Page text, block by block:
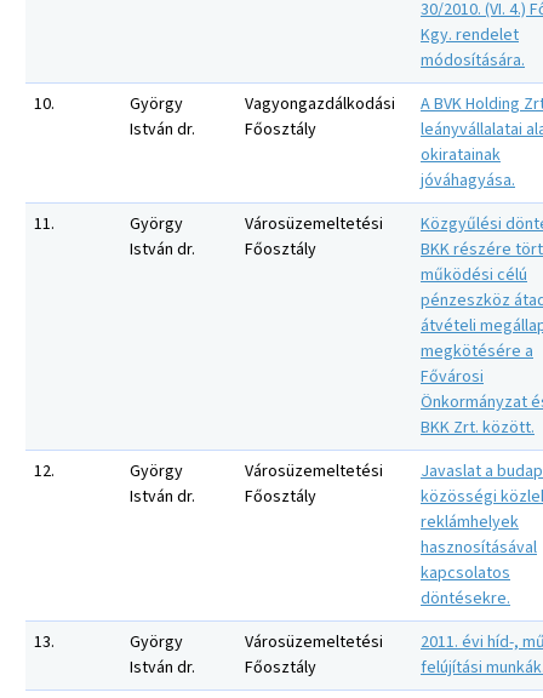
30/2010. (VI. 4.)
Kgy. rendelet
módosítására.
10.
György
István dr.
Vagyongazdálkodási
Főosztály
A BVK Holding
leányvállalatai
okiratainak
jóváhagyása.
11.
György
István dr.
Városüzemeltetési
Főosztály
Közgyűlési
BKK részére
működési célú
pénzeszköz
átvételi
megkötésére a
Fővárosi
Önkormányzat
BKK Zrt. között.
12.
György
István dr.
Városüzemeltetési
Főosztály
Javaslat a
közösségi
reklámhelyek
hasznosításával
kapcsolatos
döntésekre.
13.
György
István dr.
Városüzemeltetési
Főosztály
2011. évi híd-,
felújítási